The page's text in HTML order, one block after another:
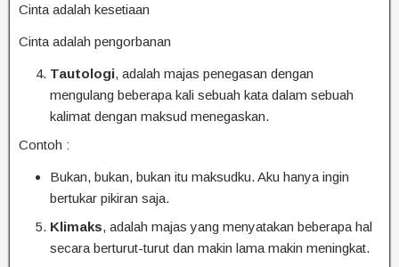
Cinta adalah kesetiaan
Cinta adalah pengorbanan
Tautologi, adalah majas penegasan dengan
mengulang beberapa kali sebuah kata dalam sebuah
kalimat dengan maksud menegaskan.
Contoh :
Bukan, bukan, bukan itu maksudku. Aku hanya ingin
bertukar pikiran saja.
Klimaks, adalah majas yang menyatakan beberapa hal
secara berturut-turut dan makin lama makin meningkat.